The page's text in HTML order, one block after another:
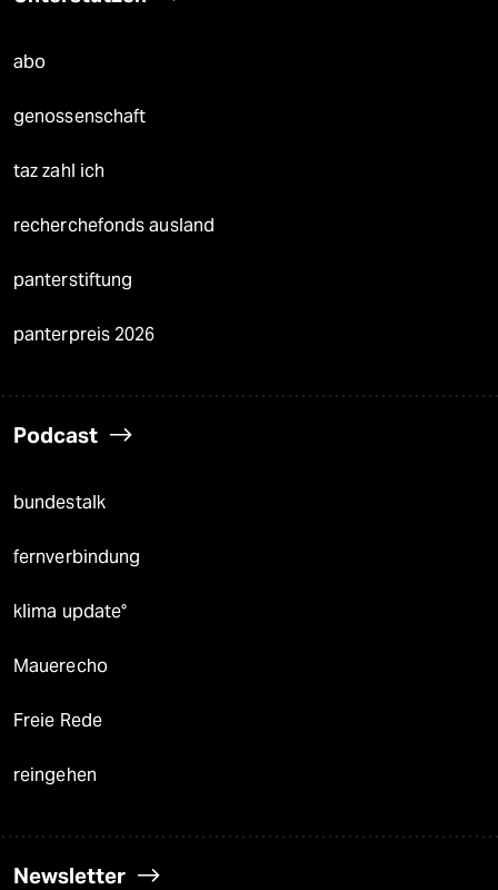
abo
genossenschaft
taz zahl ich
recherchefonds ausland
panterstiftung
panterpreis 2026
Podcast
bundestalk
fernverbindung
klima update°
Mauerecho
Freie Rede
reingehen
Newsletter